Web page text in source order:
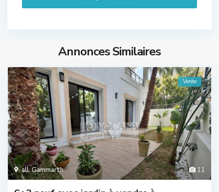
Annonces Similaires
11
all,Gammarth
Vente